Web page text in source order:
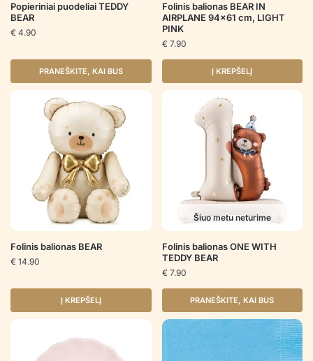
Popieriniai puodeliai TEDDY
BEAR
€ 4.90
PRANEŠKITE, KAI BUS
Folinis balionas BEAR IN
AIRPLANE 94×61 cm, LIGHT
PINK
€ 7.90
Į KREPŠELĮ
Folinis balionas BEAR
€ 14.90
Į KREPŠELĮ
Šiuo metu neturime
Folinis balionas ONE WITH
TEDDY BEAR
€ 7.90
PRANEŠKITE, KAI BUS